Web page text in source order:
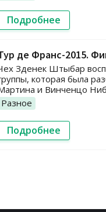
Подробнее
де Франс-2015.
Зденек Штыбар
которая была
и Винченцо
Разное
Подробнее